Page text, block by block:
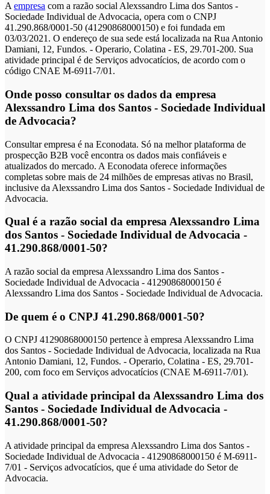
A empresa com a razão social Alexssandro Lima dos Santos -
Sociedade Individual de Advocacia, opera com o CNPJ
41.290.868/0001-50 (41290868000150) e foi fundada em
03/03/2021. O endereço de sua sede está localizada na Rua Antonio
Damiani, 12, Fundos. - Operario, Colatina - ES, 29.701-200. Sua
atividade principal é de Serviços advocatícios, de acordo com o
código CNAE M-6911-7/01.
Onde posso consultar os dados da empresa
Alexssandro Lima dos Santos - Sociedade Individual
de Advocacia?
Consultar empresa é na Econodata. Só na melhor plataforma de
prospecção B2B você encontra os dados mais confiáveis e
atualizados do mercado. A Econodata oferece informações
completas sobre mais de 24 milhões de empresas ativas no Brasil,
inclusive da Alexssandro Lima dos Santos - Sociedade Individual de
Advocacia.
Qual é a razão social da empresa Alexssandro Lima
dos Santos - Sociedade Individual de Advocacia -
41.290.868/0001-50?
A razão social da empresa Alexssandro Lima dos Santos -
Sociedade Individual de Advocacia - 41290868000150 é
Alexssandro Lima dos Santos - Sociedade Individual de Advocacia.
De quem é o CNPJ 41.290.868/0001-50?
O CNPJ 41290868000150 pertence à empresa Alexssandro Lima
dos Santos - Sociedade Individual de Advocacia, localizada na Rua
Antonio Damiani, 12, Fundos. - Operario, Colatina - ES, 29.701-
200, com foco em Serviços advocatícios (CNAE M-6911-7/01).
Qual a atividade principal da Alexssandro Lima dos
Santos - Sociedade Individual de Advocacia -
41.290.868/0001-50?
A atividade principal da empresa Alexssandro Lima dos Santos -
Sociedade Individual de Advocacia - 41290868000150 é M-6911-
7/01 - Serviços advocatícios, que é uma atividade do Setor de
Advocacia.